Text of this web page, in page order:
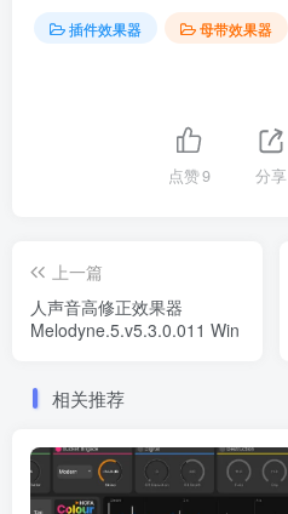
插件效果器 母带效果器
点赞9 分享
上一篇
人声音高修正效果器
Melodyne.5.v5.3.0.011 Win
相关推荐